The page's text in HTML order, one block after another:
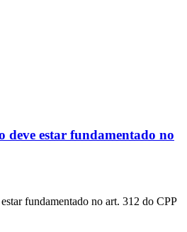
deve estar fundamentado no
fundamentado no art. 312 do CPP